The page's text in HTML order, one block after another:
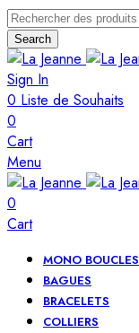
Search
Sign In
0 Liste de Souhaits
0
Cart
Menu
0
Cart
MONO BOUCLES
BAGUES
BRACELETS
COLLIERS